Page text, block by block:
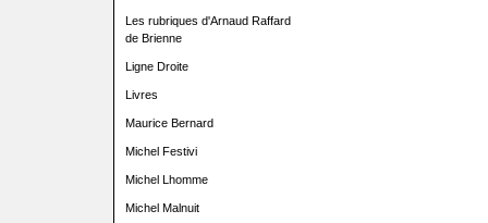
Les rubriques d'Arnaud Raffard
de Brienne
Ligne Droite
Livres
Maurice Bernard
Michel Festivi
Michel Lhomme
Michel Malnuit